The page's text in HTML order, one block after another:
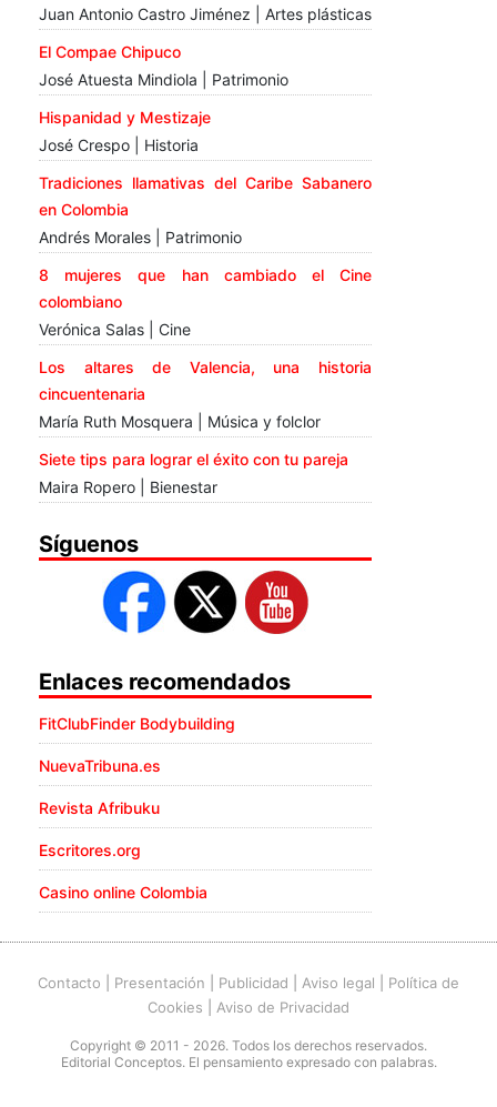
Juan Antonio Castro Jiménez | Artes plásticas
El Compae Chipuco
José Atuesta Mindiola | Patrimonio
Hispanidad y Mestizaje
José Crespo | Historia
Tradiciones llamativas del Caribe Sabanero
en Colombia
Andrés Morales | Patrimonio
8 mujeres que han cambiado el Cine
colombiano
Verónica Salas | Cine
Los altares de Valencia, una historia
cincuentenaria
María Ruth Mosquera | Música y folclor
Siete tips para lograr el éxito con tu pareja
Maira Ropero | Bienestar
Síguenos
Enlaces recomendados
FitClubFinder Bodybuilding
NuevaTribuna.es
Revista Afribuku
Escritores.org
Casino online Colombia
Contacto Presentación Publicidad Aviso legal
Política de
Cookies
Aviso de Privacidad
Copyright © 2011 - 2026. Todos los derechos reservados.
Editorial Conceptos. El pensamiento expresado con palabras.